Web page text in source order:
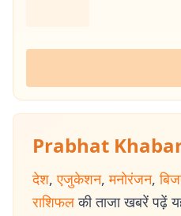
Prabhat
देश, एजुकेशन, मनोरंजन,
राशिफल की ताजा खबरें पढ़ें